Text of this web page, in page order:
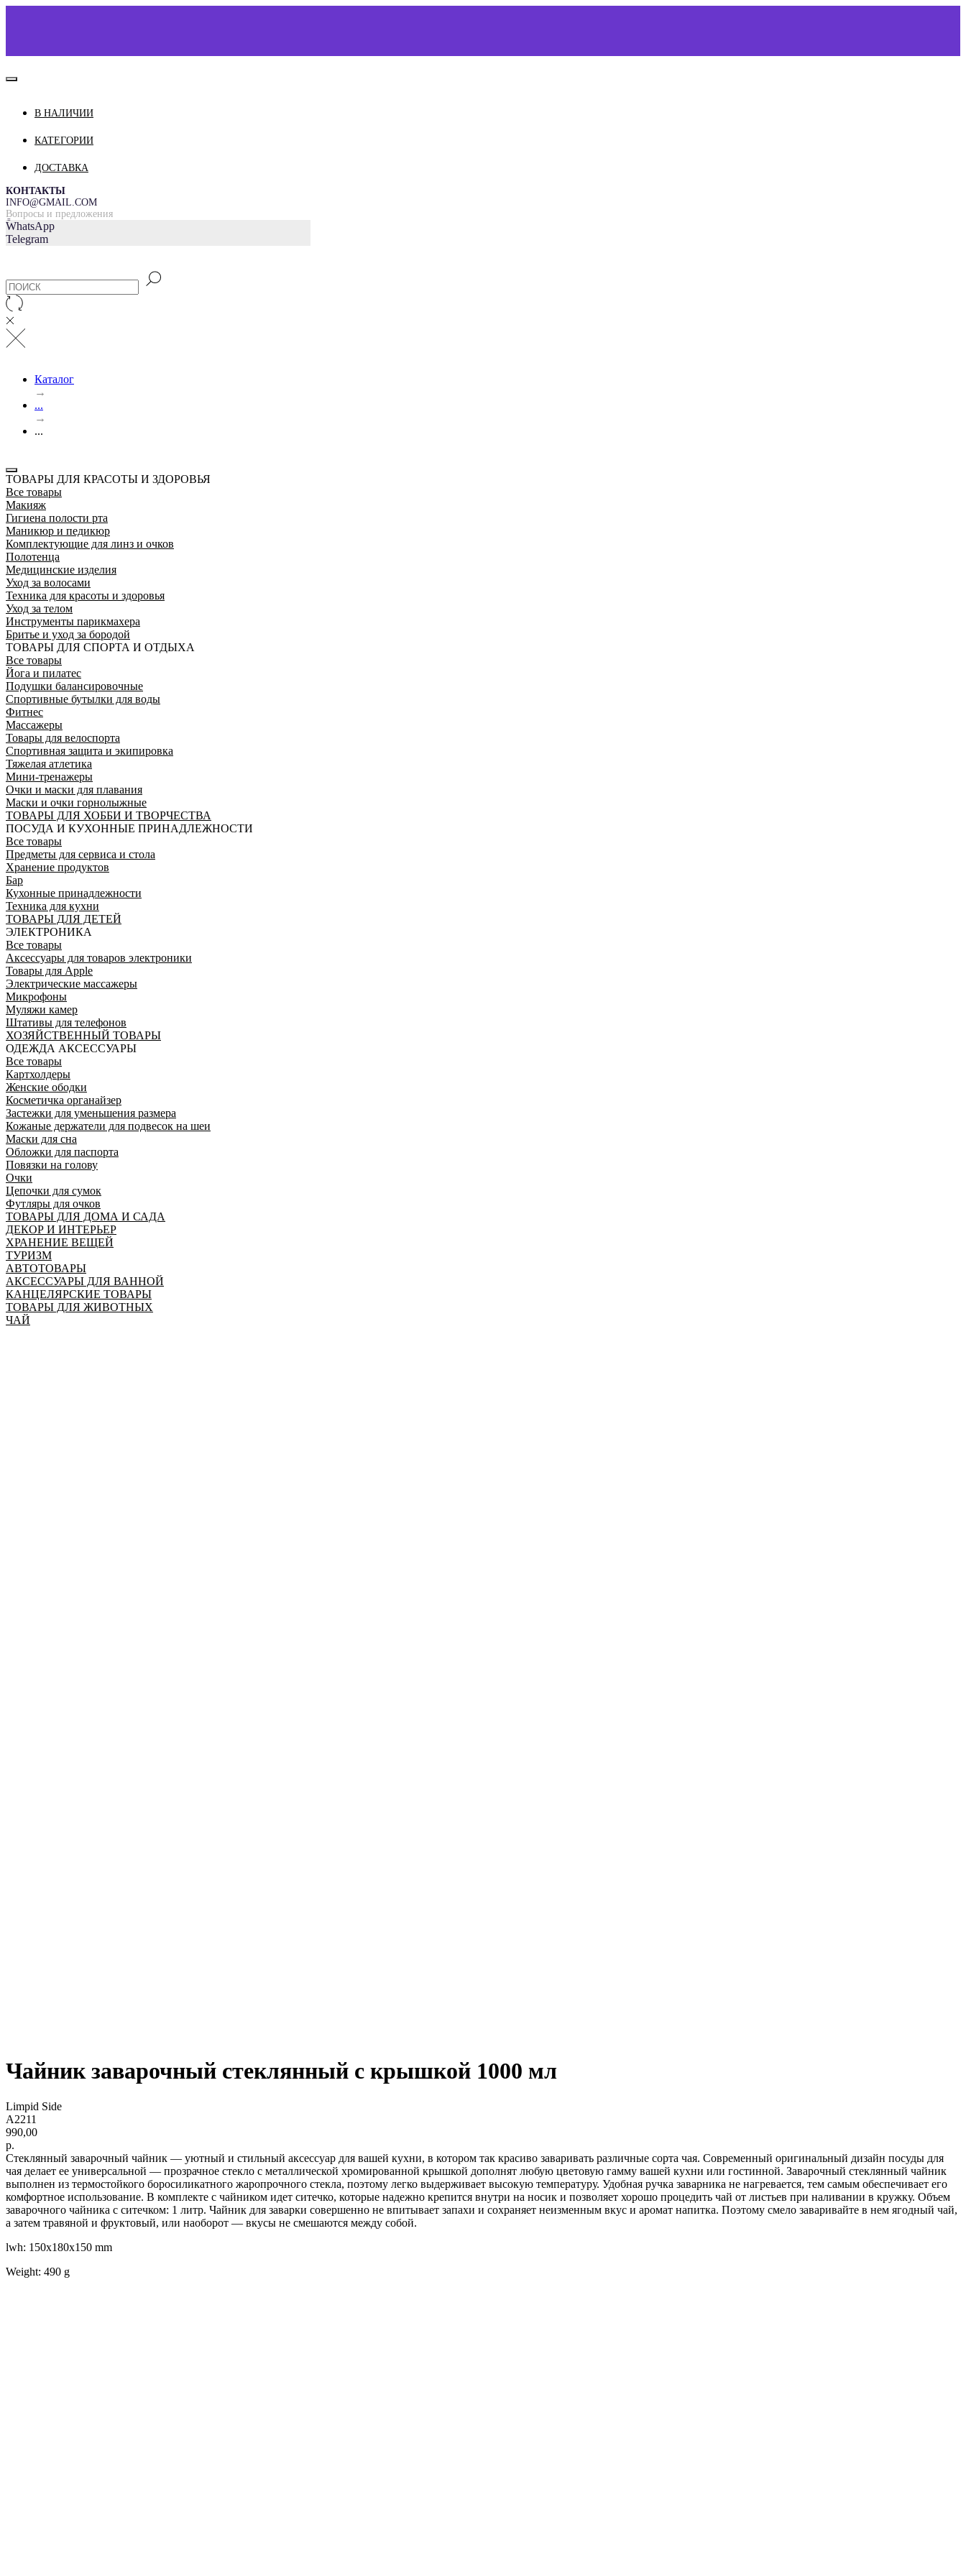
О НАС
ДОСТАВКА И ОПЛАТА
=
В НАЛИЧИИ
КАТЕГОРИИ
ДОСТАВКА
КОНТАКТЫ
INFO@GMAIL.COM
Вопросы и предложения
WhatsApp
Telegram
Каталог
→
...
→
...
ТОВАРЫ ДЛЯ КРАСОТЫ И ЗДОРОВЬЯ
Все товары
Макияж
Гигиена полости рта
Маникюр и педикюр
Комплектующие для линз и очков
Полотенца
Медицинские изделия
Уход за волосами
Техника для красоты и здоровья
Уход за телом
Инструменты парикмахера
Бритье и уход за бородой
ТОВАРЫ ДЛЯ СПОРТА И ОТДЫХА
Все товары
Йога и пилатес
Подушки балансировочные
Спортивные бутылки для воды
Фитнес
Массажеры
Товары для велоспорта
Спортивная защита и экипировка
Тяжелая атлетика
Мини-тренажеры
Очки и маски для плавания
Маски и очки горнолыжные
ТОВАРЫ ДЛЯ ХОББИ И ТВОРЧЕСТВА
ПОСУДА И КУХОННЫЕ ПРИНАДЛЕЖНОСТИ
Все товары
Предметы для сервиса и стола
Хранение продуктов
Бар
Кухонные принадлежности
Техника для кухни
ТОВАРЫ ДЛЯ ДЕТЕЙ
ЭЛЕКТРОНИКА
Все товары
Аксессуары для товаров электроники
Товары для Apple
Электрические массажеры
Микрофоны
Муляжи камер
Штативы для телефонов
ХОЗЯЙСТВЕННЫЙ ТОВАРЫ
ОДЕЖДА АКСЕССУАРЫ
Все товары
Картхолдеры
Женские ободки
Косметичка органайзер
Застежки для уменьшения размера
Кожаные держатели для подвесок на шеи
Маски для сна
Обложки для паспорта
Повязки на голову
Очки
Цепочки для сумок
Футляры для очков
ТОВАРЫ ДЛЯ ДОМА И САДА
ДЕКОР И ИНТЕРЬЕР
ХРАНЕНИЕ ВЕЩЕЙ
ТУРИЗМ
АВТОТОВАРЫ
АКСЕССУАРЫ ДЛЯ ВАННОЙ
КАНЦЕЛЯРСКИЕ ТОВАРЫ
ТОВАРЫ ДЛЯ ЖИВОТНЫХ
ЧАЙ
Чайник заварочный стеклянный с крышкой 1000 мл
Limpid Side
A2211
990,00
р.
Стеклянный заварочный чайник — уютный и стильный аксессуар для вашей кухни, в котором так красиво заваривать различные сорта чая. Современный оригинальный дизайн посуды для
чая делает ее универсальной — прозрачное стекло с металлической хромированной крышкой дополнят любую цветовую гамму вашей кухни или гостинной. Заварочный стеклянный чайник
выполнен из термостойкого боросиликатного жаропрочного стекла, поэтому легко выдерживает высокую температуру. Удобная ручка заварника не нагревается, тем самым обеспечивает его
комфортное использование. В комплекте с чайником идет ситечко, которые надежно крепится внутри на носик и позволяет хорошо процедить чай от листьев при наливании в кружку. Объем
заварочного чайника с ситечком: 1 литр. Чайник для заварки совершенно не впитывает запахи и сохраняет неизменным вкус и аромат напитка. Поэтому смело заваривайте в нем ягодный чай,
а затем травяной и фруктовый, или наоборот — вкусы не смешаются между собой.
lwh: 150x180x150 mm
Weight: 490 g